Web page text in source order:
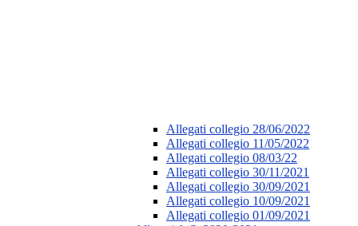
Allegati collegio 28/06/2022
Allegati collegio 11/05/2022
Allegati collegio 08/03/22
Allegati collegio 30/11/2021
Allegati collegio 30/09/2021
Allegati collegio 10/09/2021
Allegati collegio 01/09/2021